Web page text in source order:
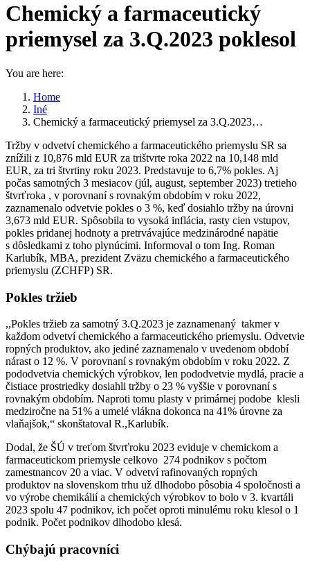
Chemický a farmaceutický
priemysel za 3.Q.2023 poklesol
You are here:
Home
Iné
Chemický a farmaceutický priemysel za 3.Q.2023…
Tržby v odvetví chemického a farmaceutického priemyslu SR sa
znížili z 10,876 mld EUR za trištvrte roka 2022 na 10,148 mld
EUR, za tri štvrtiny roku 2023. Predstavuje to 6,7% pokles. Aj
počas samotných 3 mesiacov (júl, august, september 2023) tretieho
štvrťroka , v porovnaní s rovnakým obdobím v roku 2022,
zaznamenalo odvetvie pokles o 3 %, keď dosiahlo tržby na úrovni
3,673 mld EUR. Spôsobila to vysoká inflácia, rasty cien vstupov,
pokles pridanej hodnoty a pretrvávajúce medzinárodné napätie
s dôsledkami z toho plynúcimi. Informoval o tom Ing. Roman
Karlubík, MBA, prezident Zväzu chemického a farmaceutického
priemyslu (ZCHFP) SR.
Pokles tržieb
,,Pokles tržieb za samotný 3.Q.2023 je zaznamenaný takmer v
každom odvetví chemického a farmaceutického priemyslu. Odvetvie
ropných produktov, ako jediné zaznamenalo v uvedenom období
nárast o 12 %. V porovnaní s rovnakým obdobím v roku 2022. Z
pododvetvia chemických výrobkov, len pododvetvie mydlá, pracie a
čistiace prostriedky dosiahli tržby o 23 % vyššie v porovnaní s
rovnakým obdobím. Naproti tomu plasty v primárnej podobe klesli
medziročne na 51% a umelé vlákna dokonca na 41% úrovne za
vlaňajšok,“ skonštatoval R.,Karlubík.
Dodal, že ŠÚ v treťom štvrťroku 2023 eviduje v chemickom a
farmaceutickom priemysle celkovo 274 podnikov s počtom
zamestnancov 20 a viac. V odvetví rafinovaných ropných
produktov na slovenskom trhu už dlhodobo pôsobia 4 spoločnosti a
vo výrobe chemikálií a chemických výrobkov to bolo v 3. kvartáli
2023 spolu 47 podnikov, ich počet oproti minulému roku klesol o 1
podnik. Počet podnikov dlhodobo klesá.
Chýbajú pracovníci